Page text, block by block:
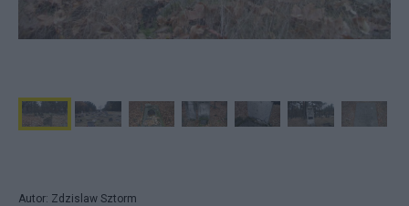
Autor: Zdzislaw Sztorm